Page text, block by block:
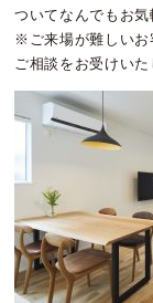
ついてなんでもお
※ご来場が難しいお
ご相談をお受けいた